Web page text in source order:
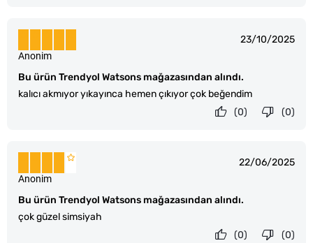
23/10/2025
Bu ürün Trendyol Watsons mağazasından alındı.
kalıcı akmıyor yıkayınca hemen çıkıyor çok beğendim
Anonim
(0)
(0)
22/06/2025
Bu ürün Trendyol Watsons mağazasından alındı.
çok güzel simsiyah
Anonim
(0)
(0)